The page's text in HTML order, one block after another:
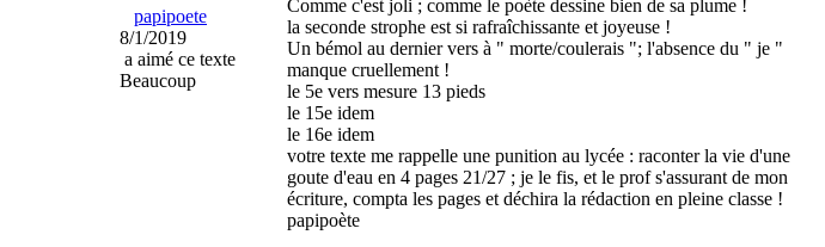
papipoete
8/1/2019
a aimé ce texte
Beaucoup
Comme c'est joli ; comme le poète dessine bien de sa plume !
la seconde strophe est si rafraîchissante et joyeuse !
Un bémol au dernier vers à " morte/coulerais "; l'absence du " je "
manque cruellement !
le 5e vers mesure 13 pieds
le 15e idem
le 16e idem
votre texte me rappelle une punition au lycée : raconter la vie d'une
goute d'eau en 4 pages 21/27 ; je le fis, et le prof s'assurant de mon
écriture, compta les pages et déchira la rédaction en pleine classe !
papipoète